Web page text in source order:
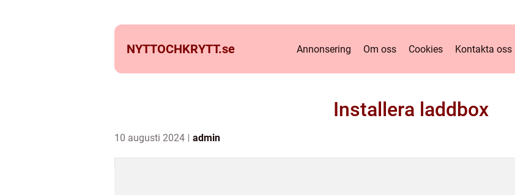
NYTTOCHKRYTT.se Annonsering Om oss Cookies Kontakta oss
Installera laddbox
10 augusti 2024 admin